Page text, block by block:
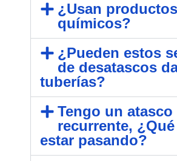
¿Usan productos
químicos?
¿Pueden estos
de desatascos
tuberías?
Tengo un atasco
recurrente,
estar pasando?